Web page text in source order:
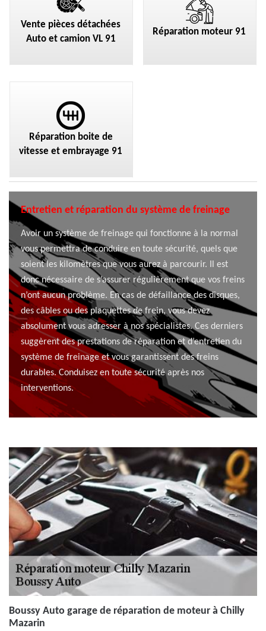
Vente pièces détachées
Auto et camion VL 91
Réparation moteur 91
Réparation boite de
vitesse et embrayage 91
Entretien et réparation du système de freinage
Avoir un système de freinage qui fonctionne à la normal
vous permettra de conduire en toute sécurité, quels que
soient les kilomètres que vous aurez à parcourir. Il est
donc nécessaire de s’assurer régulièrement que vos freins
n’ont aucun problème. En cas de défaillance des disques,
des câbles ou des plaquettes de frein, vous devez
absolument vous adresser à nos spécialistes. Ces derniers
suggèrent des prestations de réparation et d’entretien du
système de freinage et vous garantissent des freins
durables. Conduisez en toute sécurité après nos
interventions.
Boussy Auto garage de réparation de moteur à Chilly
Mazarin